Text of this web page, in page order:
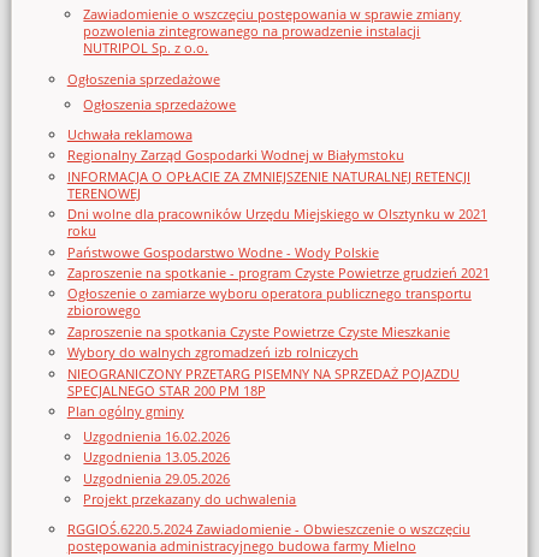
Zawiadomienie o wszczęciu postępowania w sprawie zmiany
pozwolenia zintegrowanego na prowadzenie instalacji
NUTRIPOL Sp. z o.o.
Ogłoszenia sprzedażowe
Ogłoszenia sprzedażowe
Uchwała reklamowa
Regionalny Zarząd Gospodarki Wodnej w Białymstoku
INFORMACJA O OPŁACIE ZA ZMNIEJSZENIE NATURALNEJ RETENCJI
TERENOWEJ
Dni wolne dla pracowników Urzędu Miejskiego w Olsztynku w 2021
roku
Państwowe Gospodarstwo Wodne - Wody Polskie
Zaproszenie na spotkanie - program Czyste Powietrze grudzień 2021
Ogłoszenie o zamiarze wyboru operatora publicznego transportu
zbiorowego
Zaproszenie na spotkania Czyste Powietrze Czyste Mieszkanie
Wybory do walnych zgromadzeń izb rolniczych
NIEOGRANICZONY PRZETARG PISEMNY NA SPRZEDAŻ POJAZDU
SPECJALNEGO STAR 200 PM 18P
Plan ogólny gminy
Uzgodnienia 16.02.2026
Uzgodnienia 13.05.2026
Uzgodnienia 29.05.2026
Projekt przekazany do uchwalenia
RGGIOŚ.6220.5.2024 Zawiadomienie - Obwieszczenie o wszczęciu
postępowania administracyjnego budowa farmy Mielno